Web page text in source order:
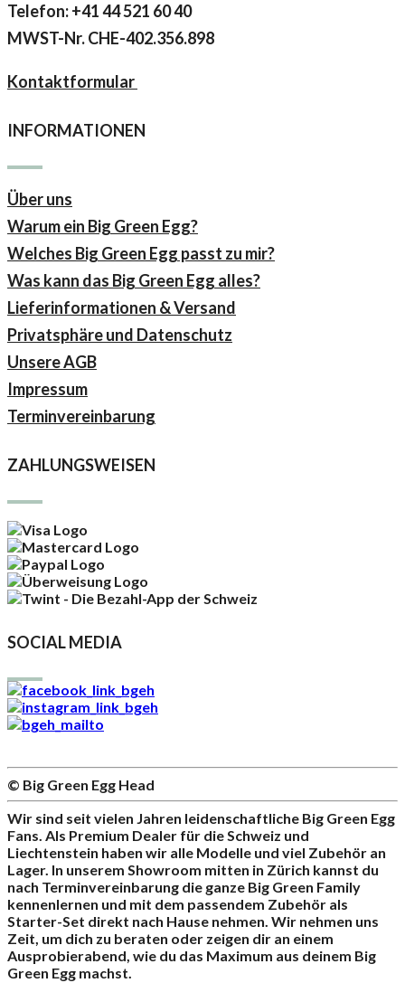
Telefon: +41 44 521 60 40
MWST-Nr.CHE-402.356.898
Kontaktformular
INFORMATIONEN
Über uns
Warum ein Big Green Egg?
Welches Big Green Egg passt zu mir?
Was kann das Big Green Egg alles?
Lieferinformationen & Versand
Privatsphäre und Datenschutz
Unsere AGB
Impressum
Terminvereinbarung
ZAHLUNGSWEISEN
SOCIAL MEDIA
© Big Green Egg Head
Wir sind seit vielen Jahren leidenschaftliche Big Green Egg
Fans. Als Premium Dealer für die Schweiz und
Liechtenstein haben wir alle Modelle und viel Zubehör an
Lager. In unserem Showroom mitten in Zürich kannst du
nach Terminvereinbarung die ganze Big Green Family
kennenlernen und mit dem passendem Zubehör als
Starter-Set direkt nach Hause nehmen. Wir nehmen uns
Zeit, um dich zu beraten oder zeigen dir an einem
Ausprobierabend, wie du das Maximum aus deinem Big
Green Egg machst.